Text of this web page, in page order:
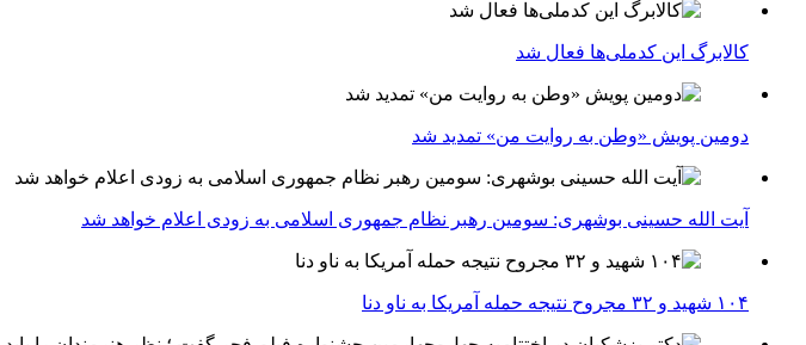
کالابرگ این کدملی‌ها فعال شد
دومین پویش «وطن به روایت من» تمدید شد
آیت الله حسینی بوشهری: سومین رهبر نظام جمهوری اسلامی به زودی اعلام خواهد شد
۱۰۴ شهید و ۳۲ مجروح نتیجه حمله آمریکا به ناو دنا